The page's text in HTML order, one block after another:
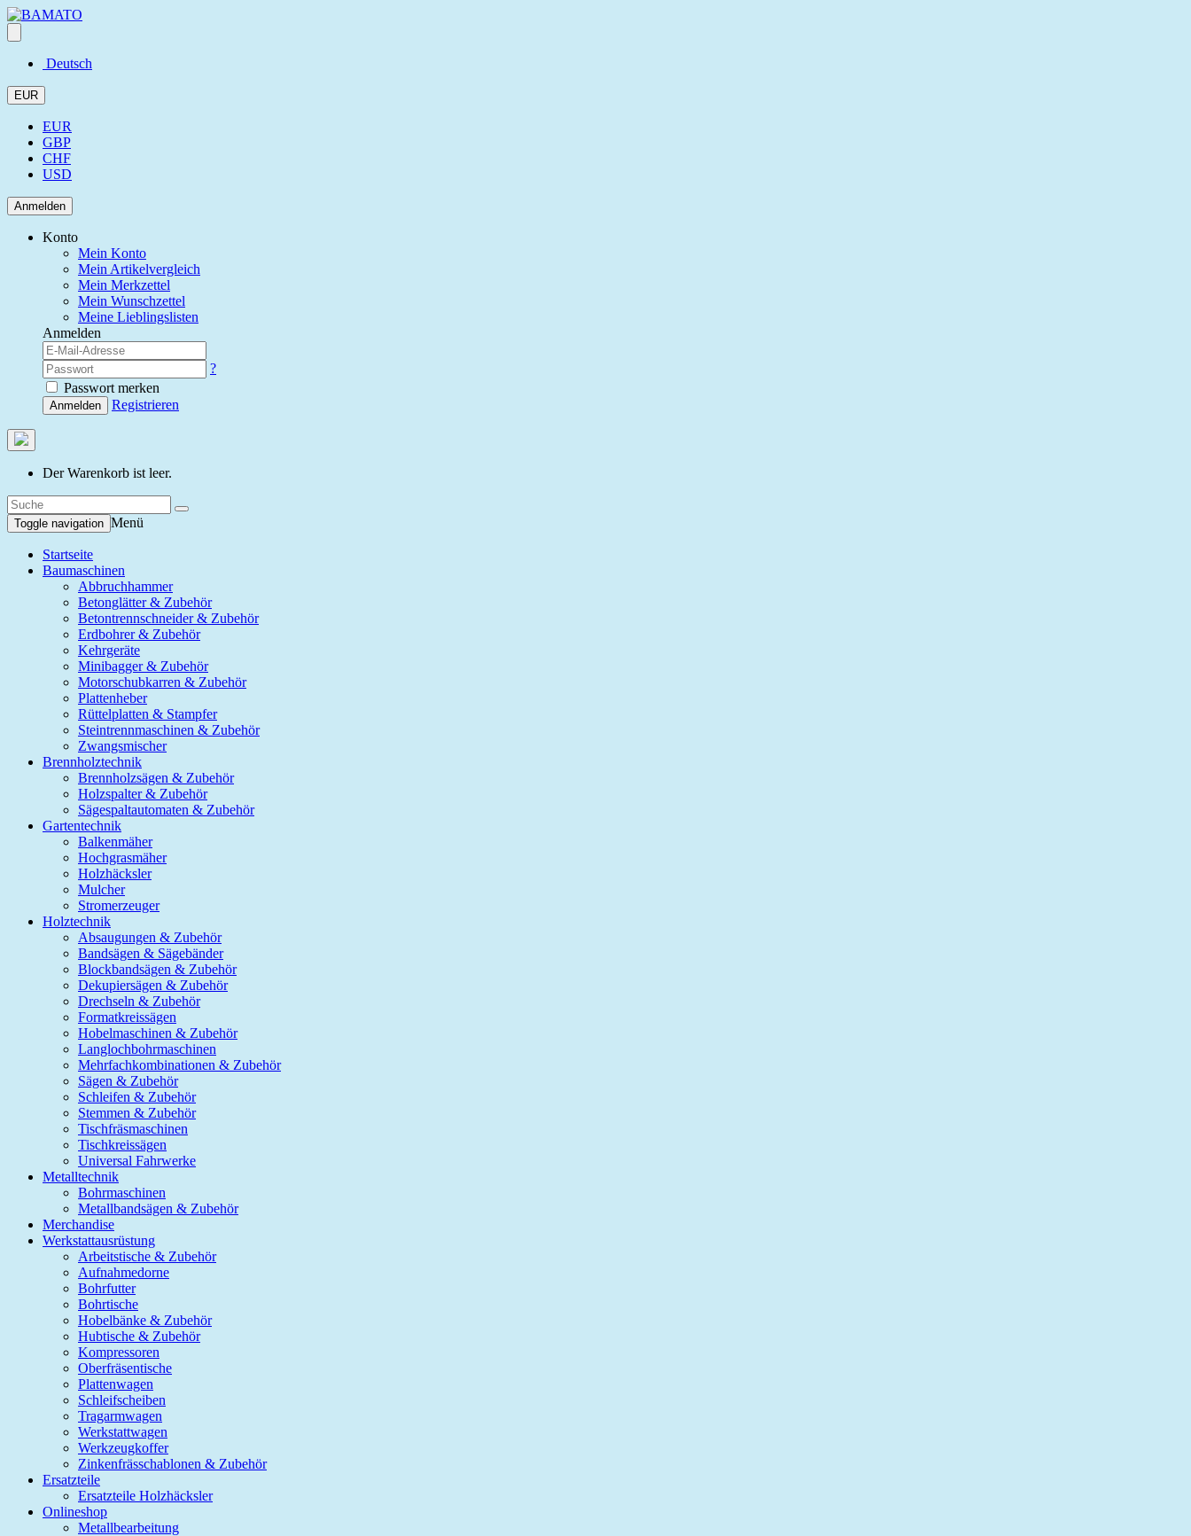
Deutsch
EUR
EUR
GBP
CHF
USD
Anmelden
Konto
Mein Konto
Mein Artikelvergleich
Mein Merkzettel
Mein Wunschzettel
Meine Lieblingslisten
Anmelden
?
Passwort merken
Anmelden Registrieren
Der Warenkorb ist leer.
Toggle navigation Menü
Startseite
Baumaschinen
Abbruchhammer
Betonglätter & Zubehör
Betontrennschneider & Zubehör
Erdbohrer & Zubehör
Kehrgeräte
Minibagger & Zubehör
Motorschubkarren & Zubehör
Plattenheber
Rüttelplatten & Stampfer
Steintrennmaschinen & Zubehör
Zwangsmischer
Brennholztechnik
Brennholzsägen & Zubehör
Holzspalter & Zubehör
Sägespaltautomaten & Zubehör
Gartentechnik
Balkenmäher
Hochgrasmäher
Holzhäcksler
Mulcher
Stromerzeuger
Holztechnik
Absaugungen & Zubehör
Bandsägen & Sägebänder
Blockbandsägen & Zubehör
Dekupiersägen & Zubehör
Drechseln & Zubehör
Formatkreissägen
Hobelmaschinen & Zubehör
Langlochbohrmaschinen
Mehrfachkombinationen & Zubehör
Sägen & Zubehör
Schleifen & Zubehör
Stemmen & Zubehör
Tischfräsmaschinen
Tischkreissägen
Universal Fahrwerke
Metalltechnik
Bohrmaschinen
Metallbandsägen & Zubehör
Merchandise
Werkstattausrüstung
Arbeitstische & Zubehör
Aufnahmedorne
Bohrfutter
Bohrtische
Hobelbänke & Zubehör
Hubtische & Zubehör
Kompressoren
Oberfräsentische
Plattenwagen
Schleifscheiben
Tragarmwagen
Werkstattwagen
Werkzeugkoffer
Zinkenfrässchablonen & Zubehör
Ersatzteile
Ersatzteile Holzhäcksler
Onlineshop
Metallbearbeitung